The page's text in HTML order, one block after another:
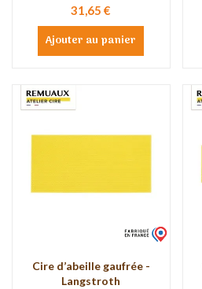
31,65 €
Ajouter au panier
Cire d’abeille gaufrée -
Langstroth